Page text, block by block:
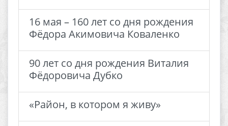
16 мая – 160 лет со дня рождения
Фёдора Акимовича Коваленко
90 лет со дня рождения Виталия
Фёдоровича Дубко
«Район, в котором я живу»